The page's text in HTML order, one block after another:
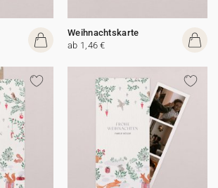
Weihnachtskarte
ab 1,46 €